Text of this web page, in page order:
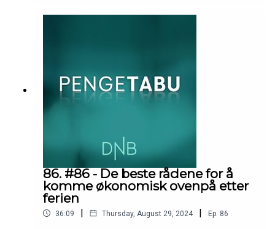
under før du trenger dem, så jo før jo bedre. På
gang.Produsent: Christian Faarlund
86. #86 - De beste rådene for å
komme økonomisk ovenpå etter
ferien
36:09 | Thursday, August 29, 2024 | Ep. 86